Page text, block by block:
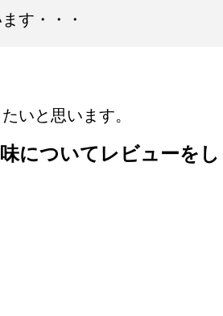
す・・・
いと思います。
についてレビューをし